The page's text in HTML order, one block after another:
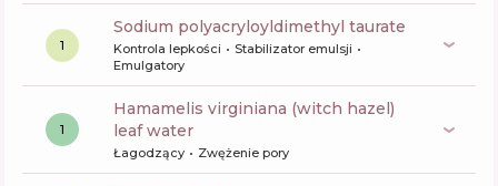
1
sodium polyacryloyldimethyl taurate
Kontrola lepkości
Stabilizator emulsji
Emulgatory
1
hamamelis virginiana (witch hazel)
leaf water
Łagodzący Zwężenie pory